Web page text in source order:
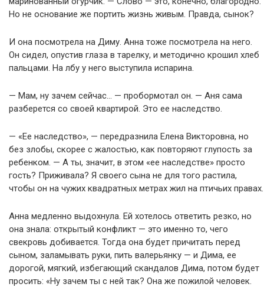
Но не основание же портить жизнь живым. Правда, сынок?
И она посмотрела на Диму. Анна тоже посмотрела на него.
Он сидел, опустив глаза в тарелку, и методично крошил хлеб
пальцами. На лбу у него выступила испарина.
— Мам, ну зачем сейчас… — пробормотал он. — Аня сама
разберется со своей квартирой. Это ее наследство.
— «Ее наследство», — передразнила Елена Викторовна, но
без злобы, скорее с жалостью, как повторяют глупость за
ребенком. — А ты, значит, в этом «ее наследстве» просто
гость? Приживала? Я своего сына не для того растила,
чтобы он на чужих квадратных метрах жил на птичьих правах.
Анна медленно выдохнула. Ей хотелось ответить резко, но
она знала: открытый конфликт — это именно то, чего
свекровь добивается. Тогда она будет причитать перед
сыном, заламывать руки, пить валерьянку — и Дима, ее
дорогой, мягкий, избегающий скандалов Дима, потом будет
просить: «Ну зачем ты с ней так? Она же пожилой человек.